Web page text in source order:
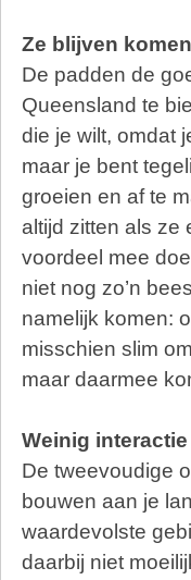
Ze blijven komen
De padden de
Queensland te
die je wilt, omdat
maar je bent
groeien en af te
altijd zitten als ze
voordeel mee
niet nog zo’n
namelijk komen:
misschien slim
maar daarmee
Weinig interactie
De tweevoudige
bouwen aan je
waardevolste
daarbij niet